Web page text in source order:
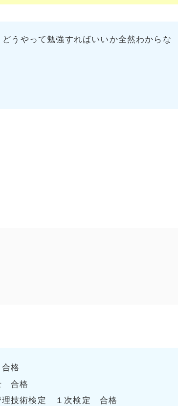
うやって勉強すればいいか全然わからな
格
合格
理技術検定 １次検定 合格